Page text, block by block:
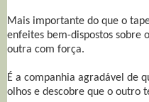
Mais importante do que o
enfeites bem-dispostos sobre
outra com força.
É a companhia agradável de
olhos e descobre que o outro